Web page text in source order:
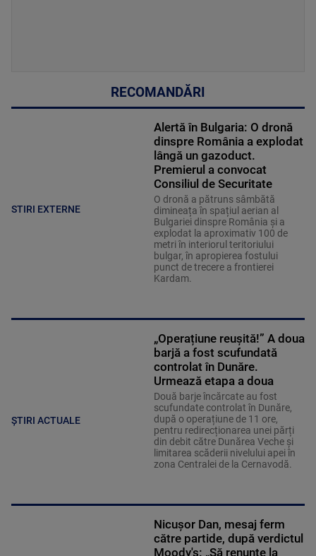
RECOMANDĂRI
STIRI EXTERNE
Alertă în Bulgaria: O dronă
dinspre România a explodat
lângă un gazoduct.
Premierul a convocat
Consiliul de Securitate
O dronă a pătruns sâmbătă
dimineața în spațiul aerian al
Bulgariei dinspre România și a
explodat la aproximativ 100 de
metri în interiorul teritoriului
bulgar, în apropierea fostului
punct de trecere a frontierei
Kardam.
ȘTIRI ACTUALE
„Operațiune reușită!” A doua
barjă a fost scufundată
controlat în Dunăre.
Urmează etapa a doua
Două barje încărcate au fost
scufundate controlat în Dunăre,
după o operațiune de 11 ore,
pentru redirecționarea unei părți
din debit către Dunărea Veche și
limitarea scăderii nivelului apei în
zona Centralei de la Cernavodă.
Nicușor Dan, mesaj ferm
către partide, după verdictul
Moody's: „Să renunțe la